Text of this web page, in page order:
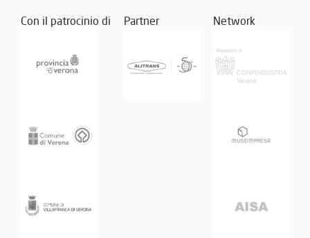
Con il patrocinio di Partner Network